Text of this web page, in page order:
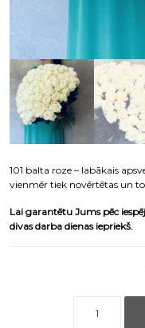
101 balta roze – labākais
vienmēr tiek novērtētas un
Lai garantētu Jums pēc
divas darba dienas iepriekš.